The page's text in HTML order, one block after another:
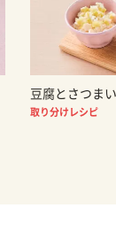
豆腐とさつま
取り分けレシピ